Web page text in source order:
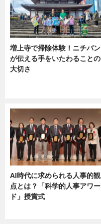
増上寺で掃除体験！ニチバン
が伝える手をいたわることの
大切さ
AI時代に求められる人事的観
点とは？「科学的人事アワー
ド」授賞式